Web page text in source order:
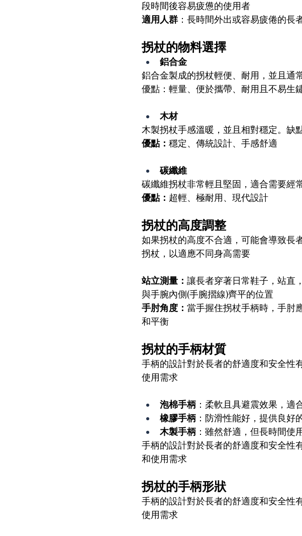
段時間後容易疲憊的使用者
適用人群 ：長時間外出或容易疲倦的長
拐杖的物料選擇
鋁合金
鋁合金製成的拐杖輕便、耐用，並且通
優點：輕量、便於攜帶、耐用且不易生
木材
木製拐杖手感溫暖，並且相對穩定。缺
優點： 穩定、傳統設計、手感舒適
碳纖維
碳纖維拐杖非常輕且堅固，適合需要經
優點： 超輕、極耐用、現代設計
拐杖的高度調整
如果拐杖的高度不合適，可能會導致長
拐杖，以適應不同身高需要
站立測量： 讓長者穿著日常鞋子，站直
與手腕內側(手腕摺線)齊平的位置
手肘角度： 當手握住拐杖手柄時，手肘
和平衡
拐杖的手柄材質
手柄的設計對於長者的舒適度和安全性
使用需求
泡棉手柄 ：柔軟且具避震效果，適
橡膠手柄 ：防滑性能好，提供良
木製手柄 ：雖然舒適，但長時間使
手柄的設計對於長者的舒適度和安全性
和使用需求
拐杖的手柄形狀
手柄的設計對於長者的舒適度和安全性
使用需求